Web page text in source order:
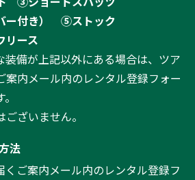
付き）
⑤ストック
ース
備が上記以外にある場合は、ツア
案内メール内のレンタル登録フォー
ざいません。
法
くご案内メール内のレンタル登録フ